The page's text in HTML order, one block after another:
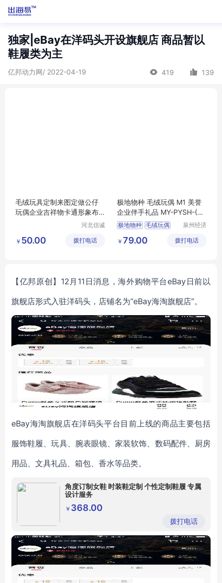
独家|eBay在洋码头开设旗舰店 商品暂以
鞋履类为主
亿邦动力网/ 2022-04-19 419 139
毛绒玩具定制来图定做公仔
玩偶企业吉祥物卡通形象布
河北信诚
限公司
￥ 50.00 拨打电话
极地物种 毛绒玩偶 M1 美誉
企业伴手礼品 MY-PYSH-(T)
-04
极地物种 毛绒玩偶
PYSH T 04
泉州经济
区美誉商
￥ 79.00 拨打电话
【亿邦原创】12月11日消息，海外购物平台eBay日前以
旗舰店形式入驻洋码头，店铺名为“eBay海淘旗舰店”。
eBay海淘旗舰店在洋码头平台目前上线的商品主要包括
服饰鞋履、玩具、腕表眼镜、家装软饰、数码配件、厨房
用品、文具礼品、箱包、香水等品类。
角度订制女鞋 时装鞋定制 个性定制鞋履 专属
设计服务
￥ 368.00
拨打电话